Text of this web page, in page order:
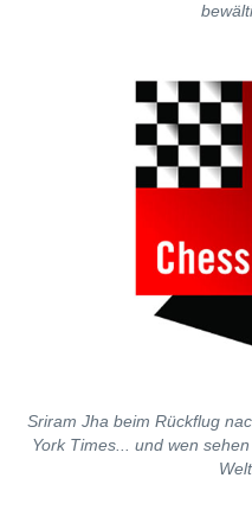
Sriram Jha beim Rückflug
York Times... und wen